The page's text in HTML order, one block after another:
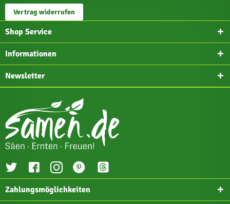
Vertrag widerrufen
Shop Service
Informationen
Newsletter
Zahlungsmöglichkeiten